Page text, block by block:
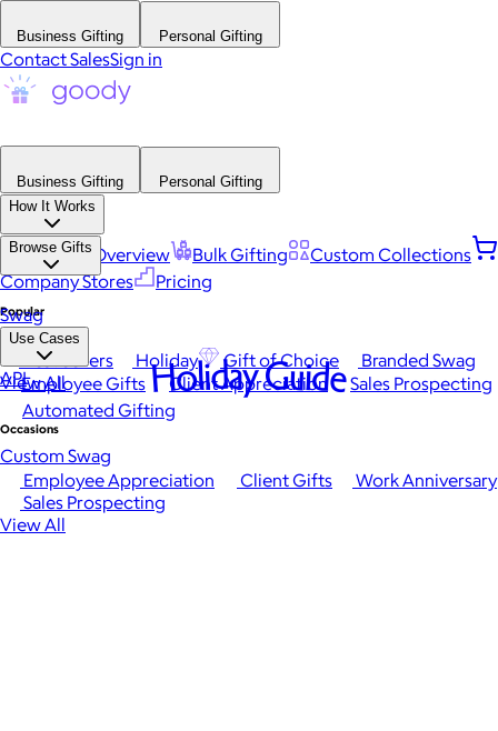
Business Gifting Personal Gifting
Contact SalesSign in
Business Gifting
Personal Gifting
How It Works
Platform Overview Bulk Gifting
Custom Collections
Company Stores
Pricing
Browse Gifts
Popular
Best Sellers Holiday Gift of Choice
Branded Swag
View All
Occasions
Employee Appreciation Client Gifts
Work Anniversary
Sales Prospecting
View All
Swag
Use Cases
Employee Gifts Client Appreciation
Sales Prospecting
Automated Gifting
Custom Swag
API Holiday Guide